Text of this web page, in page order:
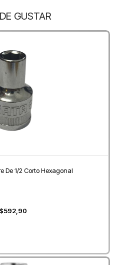
GUSTAR
De 1/2 Corto Hexagonal
$592,90